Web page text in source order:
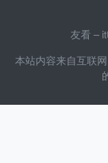
友看 –
本站内容来自互联